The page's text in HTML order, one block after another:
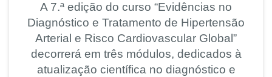
A 7.ª edição do curso “Evidências no
Diagnóstico e Tratamento de Hipertensão
Arterial e Risco Cardiovascular Global”
decorrerá em três módulos, dedicados à
atualização científica no diagnóstico e